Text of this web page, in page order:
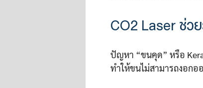
CO2 Laser ช่ว
ปัญหา “ขนคุด” หรือ
ทำให้ขนไม่สามารถงอกอ